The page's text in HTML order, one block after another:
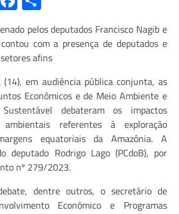
pelos deputados Francisco Nagib e
com a presença de deputados e
afins
em audiência pública conjunta, as
Econômicos e de Meio Ambiente e
Sustentável debateram os impactos
ambientais referentes à exploração
equatoriais da Amazônia. A
deputado Rodrigo Lago (PCdoB), por
nº 279/2023.
dentre outros, o secretário de
Econômico e Programas